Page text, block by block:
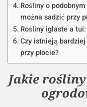
Rośliny o
można sadzić przy
Rośliny iglaste a
Czy istnieją
przy płocie?
Jakie